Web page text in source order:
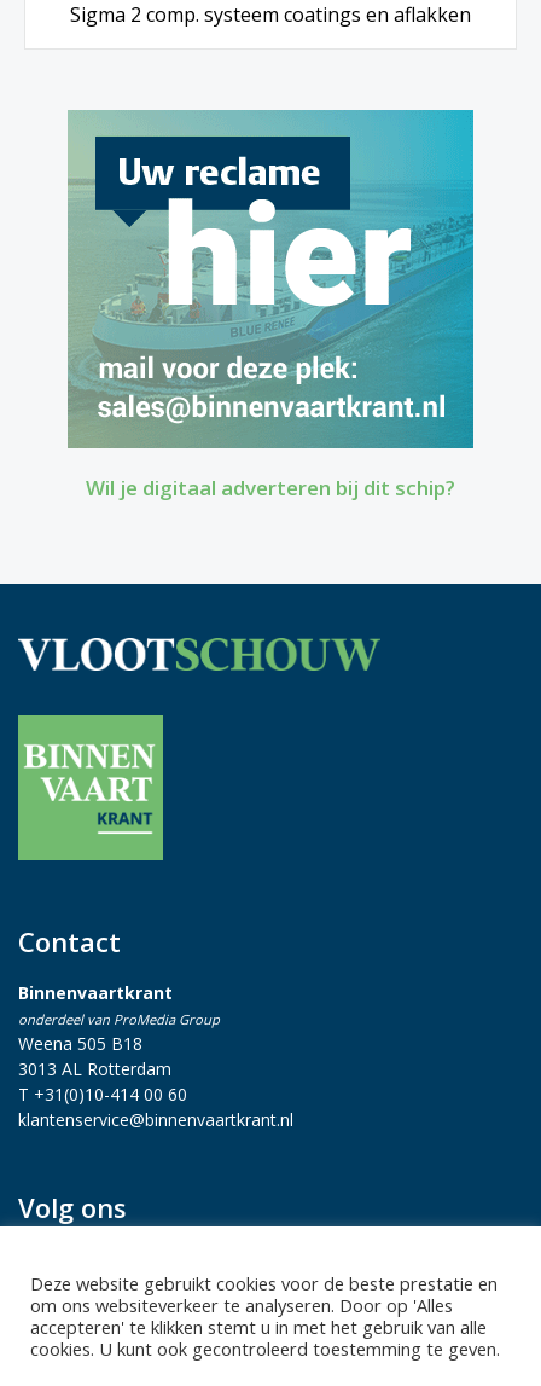
Sigma 2 comp. systeem coatings en aflakken
Wil je digitaal adverteren bij dit schip?
Contact
Binnenvaartkrant
onderdeel van ProMedia Group
Weena 505 B18
3013 AL Rotterdam
T +31(0)10-414 00 60
klantenservice@binnenvaartkrant.nl
Volg ons
Deze website gebruikt cookies voor de beste prestatie en
om ons websiteverkeer te analyseren. Door op 'Alles
accepteren' te klikken stemt u in met het gebruik van alle
cookies. U kunt ook gecontroleerd toestemming te geven.